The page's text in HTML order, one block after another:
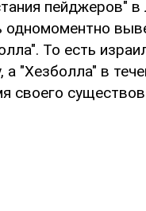
пейджеров"
То есть
а "Хезболла" в
своего